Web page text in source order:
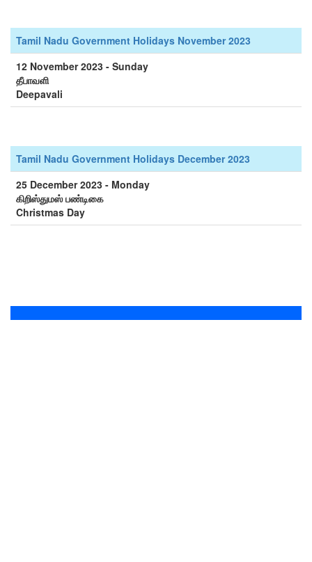
Tamil Nadu Government Holidays November 2023
12 November 2023 - Sunday
தீபாவளி
Deepavali
Tamil Nadu Government Holidays December 2023
25 December 2023 - Monday
கிறிஸ்துமஸ் பண்டிகை
Christmas Day